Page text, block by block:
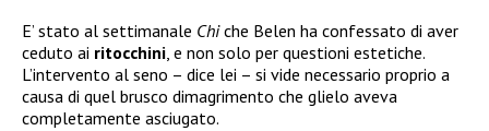
E’ stato al settimanale Chiche Belen ha confessato di aver
ceduto ai ritocchini, e non solo per questioni estetiche.
L’intervento al seno – dice lei – si vide necessario proprio a
causa di quel brusco dimagrimento che glielo aveva
completamente asciugato.